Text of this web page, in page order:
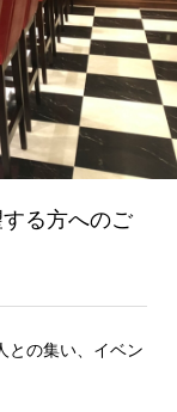
る方へのご
との集い、イベン